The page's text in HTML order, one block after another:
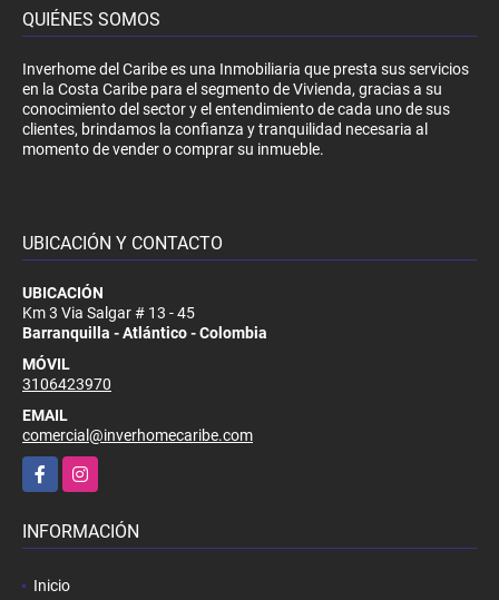
QUIÉNES SOMOS
Inverhome del Caribe es una Inmobiliaria que presta sus servicios
en la Costa Caribe para el segmento de Vivienda, gracias a su
conocimiento del sector y el entendimiento de cada uno de sus
clientes, brindamos la confianza y tranquilidad necesaria al
momento de vender o comprar su inmueble.
UBICACIÓN Y CONTACTO
UBICACIÓN
Km 3 Via Salgar # 13 - 45
Barranquilla - Atlántico - Colombia
MÓVIL
3106423970
EMAIL
comercial@inverhomecaribe.com
FacebookInstagram
INFORMACIÓN
Inicio